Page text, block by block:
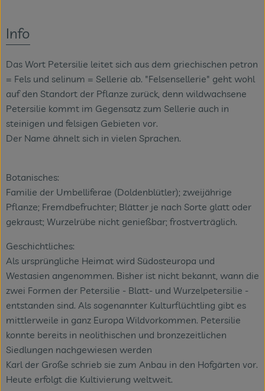
Info
Das Wort Petersilie leitet sich aus dem griechischen petron
= Fels und selinum = Sellerie ab. "Felsensellerie" geht wohl
auf den Standort der Pflanze zurück, denn wildwachsene
Petersilie kommt im Gegensatz zum Sellerie auch in
steinigen und felsigen Gebieten vor.
Der Name ähnelt sich in vielen Sprachen.
Botanisches:
Familie der Umbelliferae (Doldenblütler); zweijährige
Pflanze; Fremdbefruchter; Blätter je nach Sorte glatt oder
gekraust; Wurzelrübe nicht genießbar; frostverträglich.
Geschichtliches:
Als ursprüngliche Heimat wird Südosteuropa und
Westasien angenommen. Bisher ist nicht bekannt, wann die
zwei Formen der Petersilie - Blatt- und Wurzelpetersilie -
entstanden sind. Als sogenannter Kulturflüchtling gibt es
mittlerweile in ganz Europa Wildvorkommen. Petersilie
konnte bereits in neolithischen und bronzezeitlichen
Siedlungen nachgewiesen werden
Karl der Große schrieb sie zum Anbau in den Hofgärten vor.
Heute erfolgt die Kultivierung weltweit.